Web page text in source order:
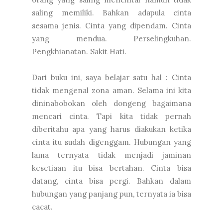
saling memiliki. Bahkan adapula cinta
sesama jenis. Cinta yang dipendam. Cinta
yang mendua. Perselingkuhan.
Pengkhianatan. Sakit Hati.
Dari buku ini, saya belajar satu hal : Cinta
tidak mengenal zona aman. Selama ini kita
dininabobokan oleh dongeng bagaimana
mencari cinta. Tapi kita tidak pernah
diberitahu apa yang harus diakukan ketika
cinta itu sudah digenggam. Hubungan yang
lama ternyata tidak menjadi jaminan
kesetiaan itu bisa bertahan. Cinta bisa
datang, cinta bisa pergi. Bahkan dalam
hubungan yang panjang pun, ternyata ia bisa
cacat.